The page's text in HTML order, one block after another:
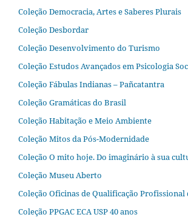
Coleção Democracia, Artes e Saberes Plurais
Coleção Desbordar
Coleção Desenvolvimento do Turismo
Coleção Estudos Avançados em Psicologia
Coleção Fábulas Indianas – Pañcatantra
Coleção Gramáticas do Brasil
Coleção Habitação e Meio Ambiente
Coleção Mitos da Pós-Modernidade
Coleção O mito hoje. Do imaginário à sua
Coleção Museu Aberto
Coleção Oficinas de Qualificação Profissional
Coleção PPGAC ECA USP 40 anos